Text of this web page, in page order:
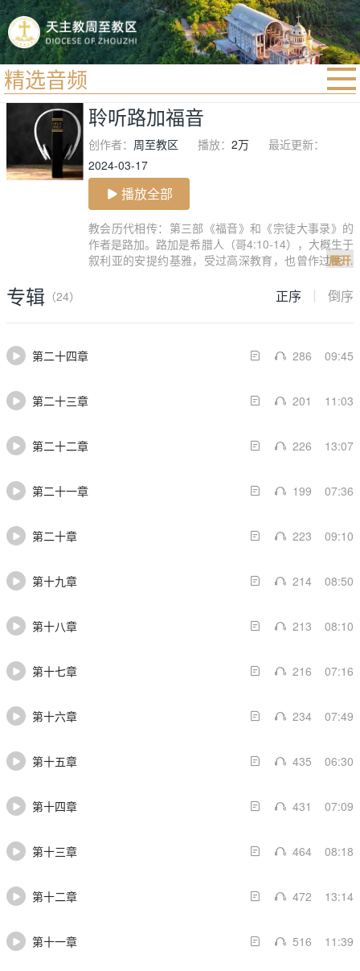
精选音频
首页
宗教法规
教区动态
聆听路加福音
创作者： 周至教区 播放： 2万
最近更新：
2024-03-17
播放全部
教会历代相传：第三部《福音》和《宗徒大事录》的
作者是路加。路加是希腊人（哥4:10-14），大概生于
叙利亚的安提约基雅，受过高深教育，也曾作过医生
元50年，他陪同保禄由特洛阿前往斐理伯，58年又从
7，28）。保禄两次在罗马坐监时，他都随侍在侧
展开
专辑 （24） 正序 倒序
第二十四章 286 09:45
第二十三章 201 11:03
第二十二章 226 13:07
第二十一章 199 07:36
第二十章 223 09:10
第十九章 214 08:50
第十八章 213 08:10
第十七章 216 07:16
第十六章 234 07:49
第十五章 435 06:30
第十四章 431 07:09
第十三章 464 08:18
第十二章 472 13:14
第十一章 516 11:39